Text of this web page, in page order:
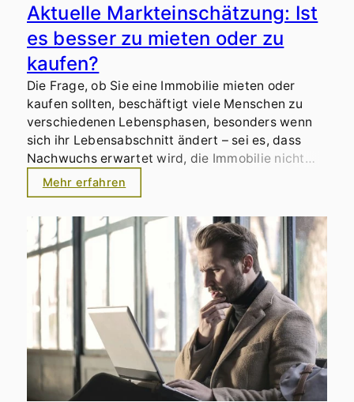
Aktuelle Markteinschätzung: Ist
es besser zu mieten oder zu
kaufen?
Die Frage, ob Sie eine Immobilie mieten oder
kaufen sollten, beschäftigt viele Menschen zu
verschiedenen Lebensphasen, besonders wenn
sich ihr Lebensabschnitt ändert – sei es, dass
Nachwuchs erwartet wird, die Immobilie nicht
mehr zum Alter passt oder eine Scheidung
bevorsteht. Die Entscheidung für oder gegen den
Kauf einer Immobilie wird von einer Vielzahl von
Faktoren beeinflusst, darunter finanzielle
Stabilität, langfristige Lebenspläne und
individuelle Prioritäten. Die gegenwärtige
Marktlage und die hohen Immobilienpreise führen
dazu, dass viele Menschen den Kauf einer
Immobilie als eine große finanzielle Hürde
betrachten und sich daher vorerst für das Mieten
entscheiden. Doch ist das wirklich immer die
bessere Lösung?
Mehr erfahren